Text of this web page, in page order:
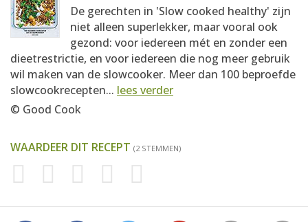
De gerechten in 'Slow cooked healthy' zijn
niet alleen superlekker, maar vooral ook
gezond: voor iedereen mét en zonder een
dieetrestrictie, en voor iedereen die nog meer gebruik
wil maken van de slowcooker. Meer dan 100 beproefde
slowcookrecepten... lees verder
© Good Cook
WAARDEER DIT RECEPT (2 STEMMEN)